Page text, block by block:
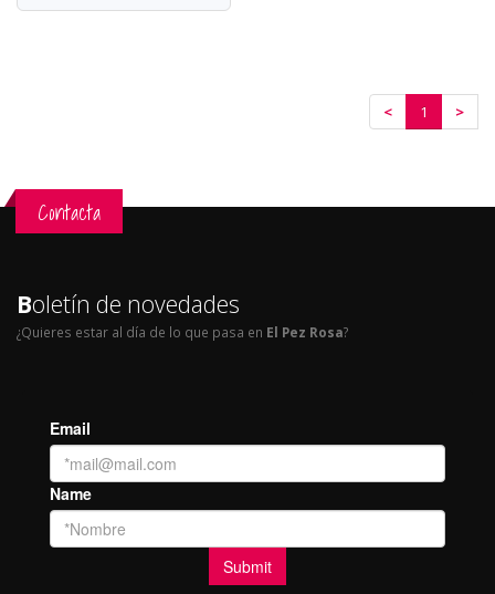
< 1 >
Contacta
Boletín de novedades
¿Quieres estar al día de lo que pasa en El Pez Rosa?